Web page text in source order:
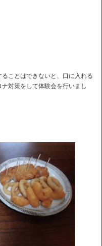
ことはできないと、口に入れる
対策をして体験会を行いまし